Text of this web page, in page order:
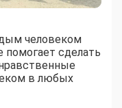
человеком
помогает сделать
в любых